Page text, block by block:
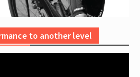
to another level